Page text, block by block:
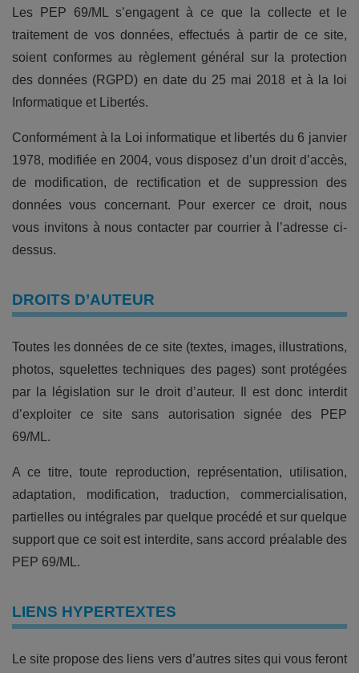
Les PEP 69/ML s’engagent à ce que la collecte et le
traitement de vos données, effectués à partir de ce site,
soient conformes au règlement général sur la protection
des données (RGPD) en date du 25 mai 2018 et à la loi
Informatique et Libertés.
Conformément à la Loi informatique et libertés du 6 janvier
1978, modifiée en 2004, vous disposez d’un droit d’accès,
de modification, de rectification et de suppression des
données vous concernant. Pour exercer ce droit, nous
vous invitons à nous contacter par courrier à l’adresse ci-
dessus.
DROITS D’AUTEUR
Toutes les données de ce site (textes, images, illustrations,
photos, squelettes techniques des pages) sont protégées
par la législation sur le droit d’auteur. Il est donc interdit
d’exploiter ce site sans autorisation signée des PEP
69/ML.
A ce titre, toute reproduction, représentation, utilisation,
adaptation, modification, traduction, commercialisation,
partielles ou intégrales par quelque procédé et sur quelque
support que ce soit est interdite, sans accord préalable des
PEP 69/ML.
LIENS HYPERTEXTES
Le site propose des liens vers d’autres sites qui vous feront